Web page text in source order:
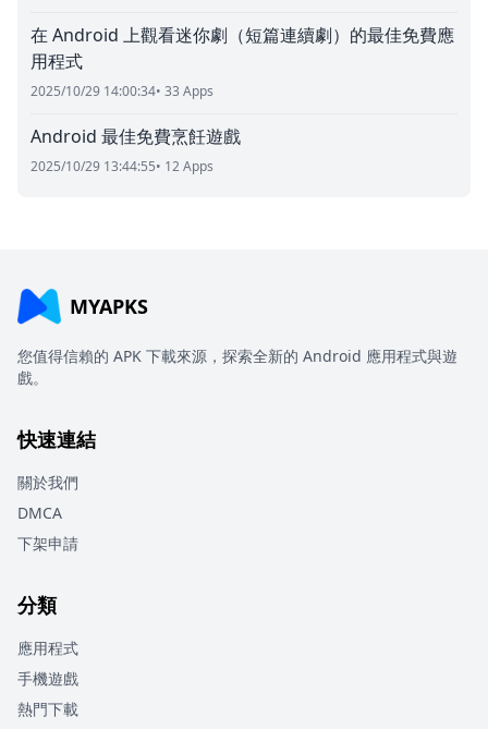
在 Android 上觀看迷你劇（短篇連續劇）的最佳免費應
用程式
2025/10/29 14:00:34• 33 Apps
Android 最佳免費烹飪遊戲
2025/10/29 13:44:55• 12 Apps
MYAPKS
您值得信賴的 APK 下載來源，探索全新的 Android 應用程式與遊
戲。
快速連結
關於我們
DMCA
下架申請
分類
應用程式
手機遊戲
熱門下載